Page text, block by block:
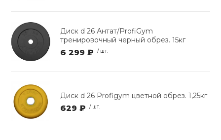
Диск d 26 Антат/ProfiGym
тренировочный черный обрез. 15кг
6 299 ₽ / шт.
Диск d 26 Profigym цветной обрез. 1,25кг
629 ₽ / шт.